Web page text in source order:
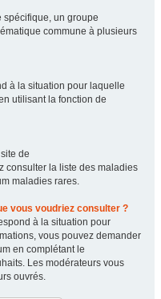
spécifique, un groupe
commune à plusieurs
à la situation pour laquelle
utilisant la fonction de
de
consulter la liste des maladies
maladies rares.
vous voudriez consulter ?
à la situation pour
vous pouvez demander
en complétant le
Les modérateurs vous
ouvrés.